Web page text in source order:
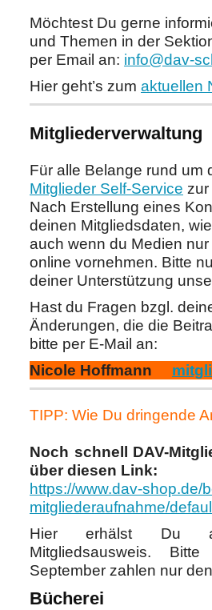
Möchtest Du gerne
und Themen in der
per Email an: info@dav-
Hier geht’s zum aktuellen
Mitgliederverwaltung
Für alle Belange rund um
Mitglieder Self-Service
Nach Erstellung eines
deinen Mitgliedsdaten,
auch wenn du Medien
online vornehmen. Bitte
deiner Unterstützung
Hast du Fragen bzgl.
Änderungen, die die
bitte per E-Mail an:
Nicole Hoffmann
TIPP: Wie Du dringende
Noch schnell DAV-
über diesen Link:
https://www.dav-shop.de/
mitgliederaufnahme/
Hier erhälst Du
Mitgliedsausweis.
September zahlen nur
Bücherei